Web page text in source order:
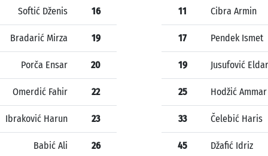
Softić Dženis 16
Bradarić Mirza 19
Porča Ensar 20
Omerdić Fahir 22
Ibraković Harun 23
Babić Ali 26
11 Cibra Armin
17 Pendek Ismet
19 Jusufović Eldar
25 Hodžić Ammar
33 Čelebić Haris
45 Džafić Idriz